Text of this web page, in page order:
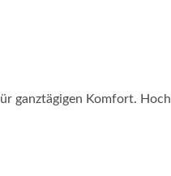
ganztägigen Komfort.